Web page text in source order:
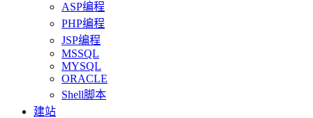
ASP编程
PHP编程
JSP编程
MSSQL
MYSQL
ORACLE
Shell脚本
建站